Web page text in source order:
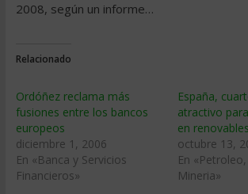
2008, según un informe…
Relacionado
Ordóñez reclama más
fusiones entre los bancos
europeos
diciembre 1, 2006
En «Banca y Servicios
Financieros»
España,
atractivo
en renovables
octubre 13,
En
Mineria»